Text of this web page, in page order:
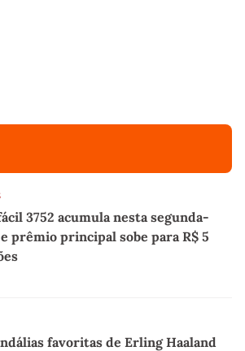
3752 acumula nesta segunda-
prêmio principal sobe para R$ 5
favoritas de Erling Haaland